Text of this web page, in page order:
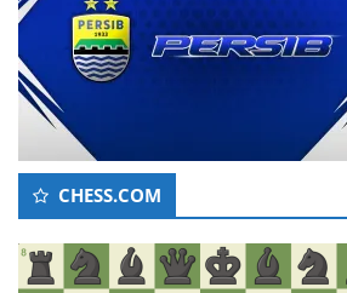
CHESS.COM